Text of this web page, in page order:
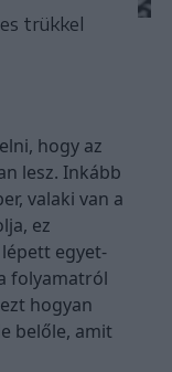
trükkel
hogy az
lesz. Inkább
valaki van a
ez
egyet-
folyamatról
hogyan
belőle, amit